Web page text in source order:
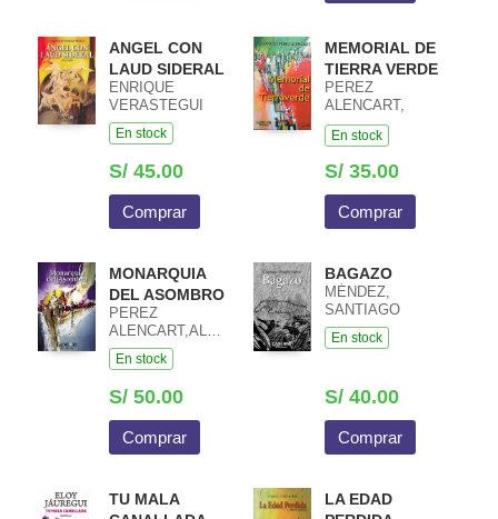
ANGEL CON
LAUD SIDERAL
ENRIQUE
VERASTEGUI
En stock
S/ 45.00
Comprar
MEMORIAL DE
TIERRA VERDE
PEREZ
ALENCART,
ALFREDO
En stock
S/ 35.00
Comprar
MONARQUIA
DEL ASOMBRO
PEREZ
ALENCART,ALFREDO
En stock
S/ 50.00
Comprar
BAGAZO
MÉNDEZ,
SANTIAGO
En stock
S/ 40.00
Comprar
TU MALA
LA EDAD